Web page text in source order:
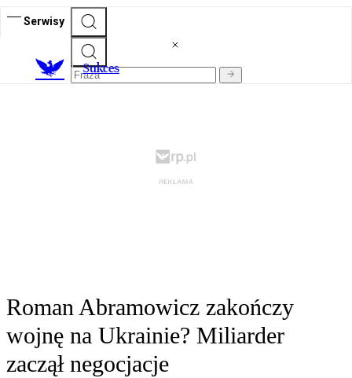
Serwisy
Sukces
Roman Abramowicz zakończy
wojnę na Ukrainie? Miliarder
zaczął negocjacje